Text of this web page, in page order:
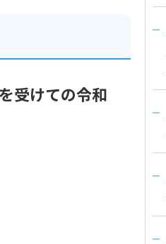
受けての令和